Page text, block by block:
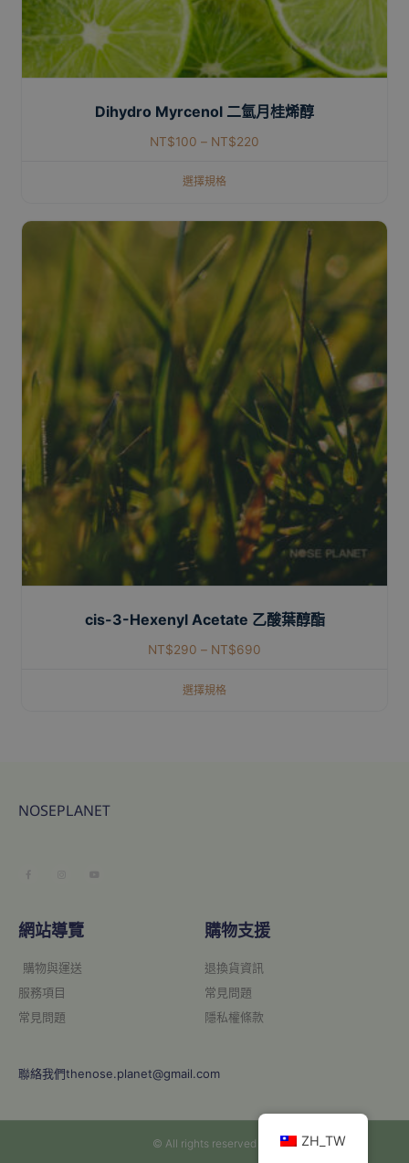
Dihydro Myrcenol 二氫月桂烯醇
NT$100 – NT$220
選擇規格
cis-3-Hexenyl Acetate 乙酸葉醇酯
NT$290 – NT$690
選擇規格
NOSEPLANET
網站導覽
購物與運送
服務項目
常見問題
購物支援
退換貨資訊
常見問題
隱私權條款
聯絡我們thenose.planet@gmail.com
© All rights reserved ZH_TW